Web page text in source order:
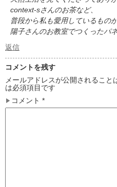
context-sさんのお茶など、
普段から私も愛用しているもの
陽子さんのお教室でつくったパ
返信
コメントを残す
メールアドレスが公開されること
は必須項目です
コメント *